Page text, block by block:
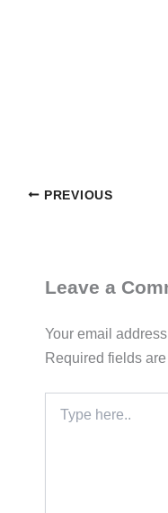
PREVIOUS
Leave a
Your email
Required fields
here..